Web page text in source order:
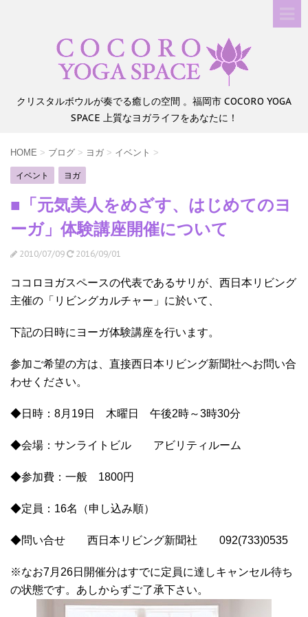
クリスタルボウルが奏でる癒しの空間 。福岡市 COCORO YOGA
SPACE 上質なヨガライフをあなたに！
HOME > ブログ > ヨガ > イベント >
イベント ヨガ
■「元気美人をめざす、はじめてのヨ
ーガ」体験講座開催について
2010/07/09 2016/09/01
ココロヨガスペースの代表であるサリが、西日本リビング
主催の「リビングカルチャー」に於いて、
下記の日時にヨーガ体験講座を行います。
参加ご希望の方は、直接西日本リビング新聞社へお問い合
わせください。
◆日時：8月19日 木曜日 午後2時～3時30分
◆会場：サンライトビル アビリティルーム
◆参加費：一般 1800円
◆定員：16名（申し込み順）
◆問い合せ 西日本リビング新聞社 092(733)0535
※なお7月26日開催分はすでに定員に達しキャンセル待ち
の状態です。あしからずご了承下さい。